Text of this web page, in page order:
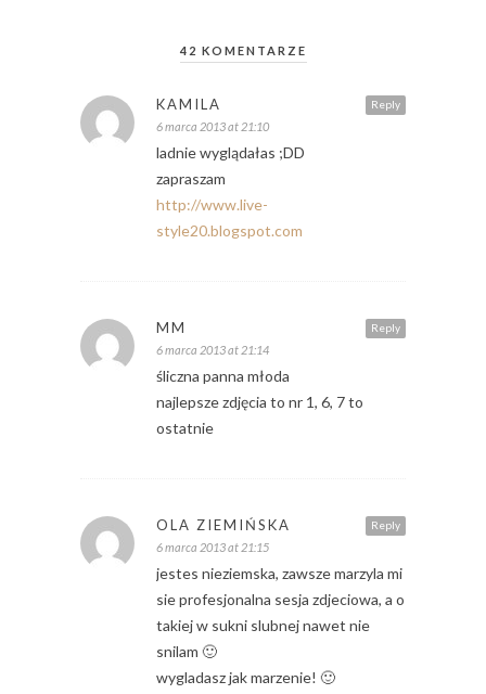
42 KOMENTARZE
Reply
KAMILA
6 marca 2013 at 21:10
ladnie wyglądałas ;DD
zapraszam
http://www.live-
style20.blogspot.com
Reply
MM
6 marca 2013 at 21:14
śliczna panna młoda
najlepsze zdjęcia to nr 1, 6, 7 to
ostatnie
Reply
OLA ZIEMIŃSKA
6 marca 2013 at 21:15
jestes nieziemska, zawsze marzyla mi
sie profesjonalna sesja zdjeciowa, a o
takiej w sukni slubnej nawet nie
snilam 🙂
wygladasz jak marzenie! 🙂